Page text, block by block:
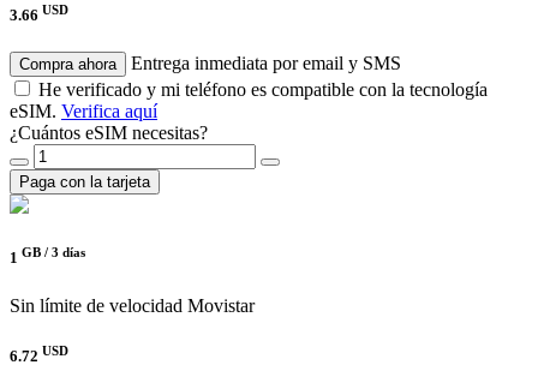
3.66 USD
Compra ahora
Entrega inmediata por email y SMS
He verificado y mi teléfono es compatible con la tecnología
eSIM. Verifica aquí
¿Cuántos eSIM necesitas?
Paga con la tarjeta
1 GB / 3 días
Sin límite de velocidad Movistar
6.72 USD